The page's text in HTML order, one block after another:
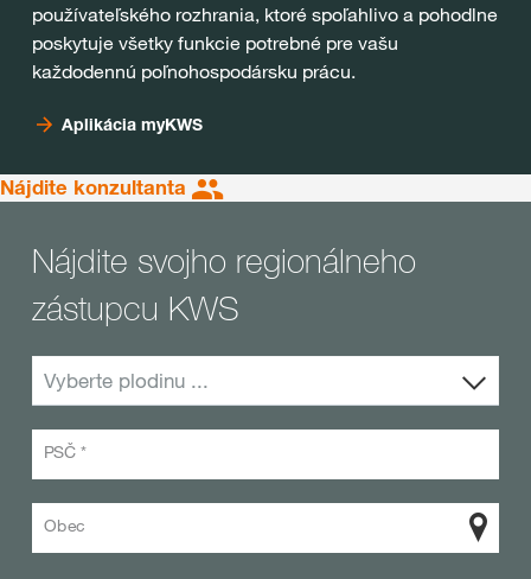
používateľského rozhrania, ktoré spoľahlivo a pohodlne
poskytuje všetky funkcie potrebné pre vašu
každodennú poľnohospodársku prácu.
Aplikácia myKWS
Nájdite konzultanta
Nájdite svojho regionálneho
zástupcu KWS
Vyberte plodinu ...
PSČ *
Obec